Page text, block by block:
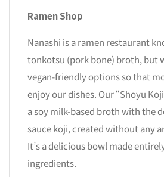
Ramen Shop
Nanashi is a ramen restaurant
tonkotsu (pork bone) broth, but
vegan-friendly options so that
enjoy our dishes. Our “Shoyu
a soy milk-based broth with the
sauce koji, created without any
It’s a delicious bowl made
ingredients.